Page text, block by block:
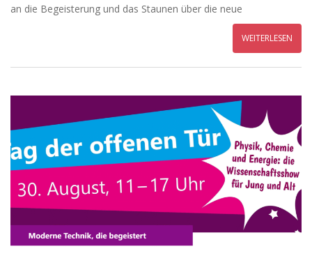
an die Begeisterung und das Staunen über die neue
WEITERLESEN